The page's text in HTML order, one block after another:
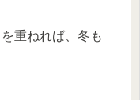
重ねれば、冬も